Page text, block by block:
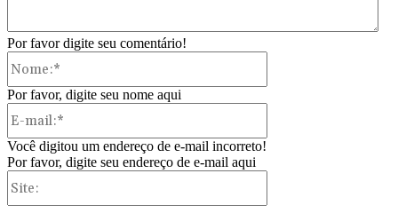
Por favor digite seu comentário!
Por favor, digite seu nome aqui
Você digitou um endereço de e-mail incorreto!
Por favor, digite seu endereço de e-mail aqui